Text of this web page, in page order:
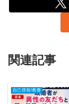
関連記事
自己啓発/教養